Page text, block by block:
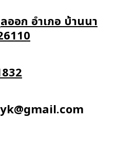
อก อำเภอ บ้านนา